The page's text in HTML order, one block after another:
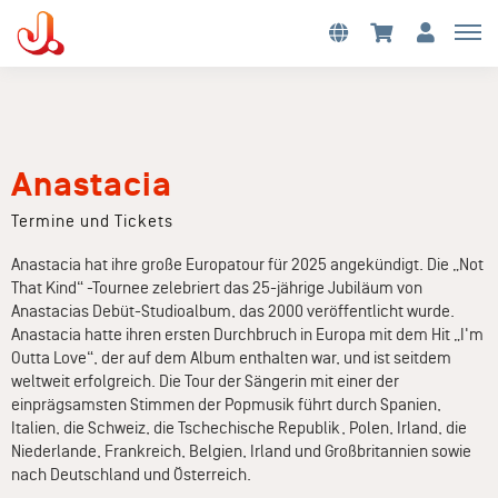
Anastacia
Termine und Tickets
Anastacia hat ihre große Europatour für 2025 angekündigt. Die „Not
That Kind“ -Tournee zelebriert das 25-jährige Jubiläum von
Anastacias Debüt-Studioalbum, das 2000 veröffentlicht wurde.
Anastacia hatte ihren ersten Durchbruch in Europa mit dem Hit „I'm
Outta Love“, der auf dem Album enthalten war, und ist seitdem
weltweit erfolgreich. Die Tour der Sängerin mit einer der
einprägsamsten Stimmen der Popmusik führt durch Spanien,
Italien, die Schweiz, die Tschechische Republik, Polen, Irland, die
Niederlande, Frankreich, Belgien, Irland und Großbritannien sowie
nach Deutschland und Österreich.